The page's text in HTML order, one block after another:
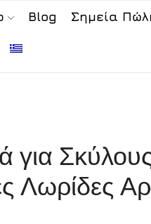
Blog Σημεία
για
Λωρίδες